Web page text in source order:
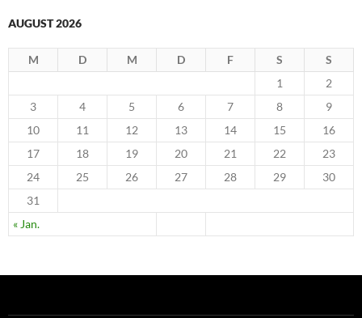
AUGUST 2026
M D M D F S S
« Jan.
1
2
3
4 5 6 7 8
9
10
11 12 13 14 15
16
17
18 19 20 21 22
23
24
25 26 27 28 29
30
31